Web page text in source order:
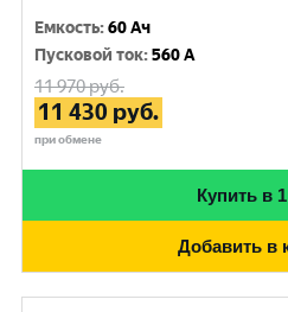
Емкость:60 Ач
Пусковой ток:560 A
11 970руб.
11 430 руб.
при обмене
Купить в
Добавить в